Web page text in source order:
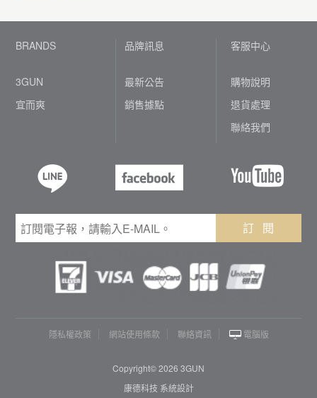
BRANDS
3GUN
宜而爽
品牌訊息
最新公告
銷售據點
客服中心
購物說明
退貨處理
聯絡我們
訂 閱
隱私權政策 網站使用條款 聯絡資訊 電腦版
Copyright© 2026 3GUN
康德科技 系統設計